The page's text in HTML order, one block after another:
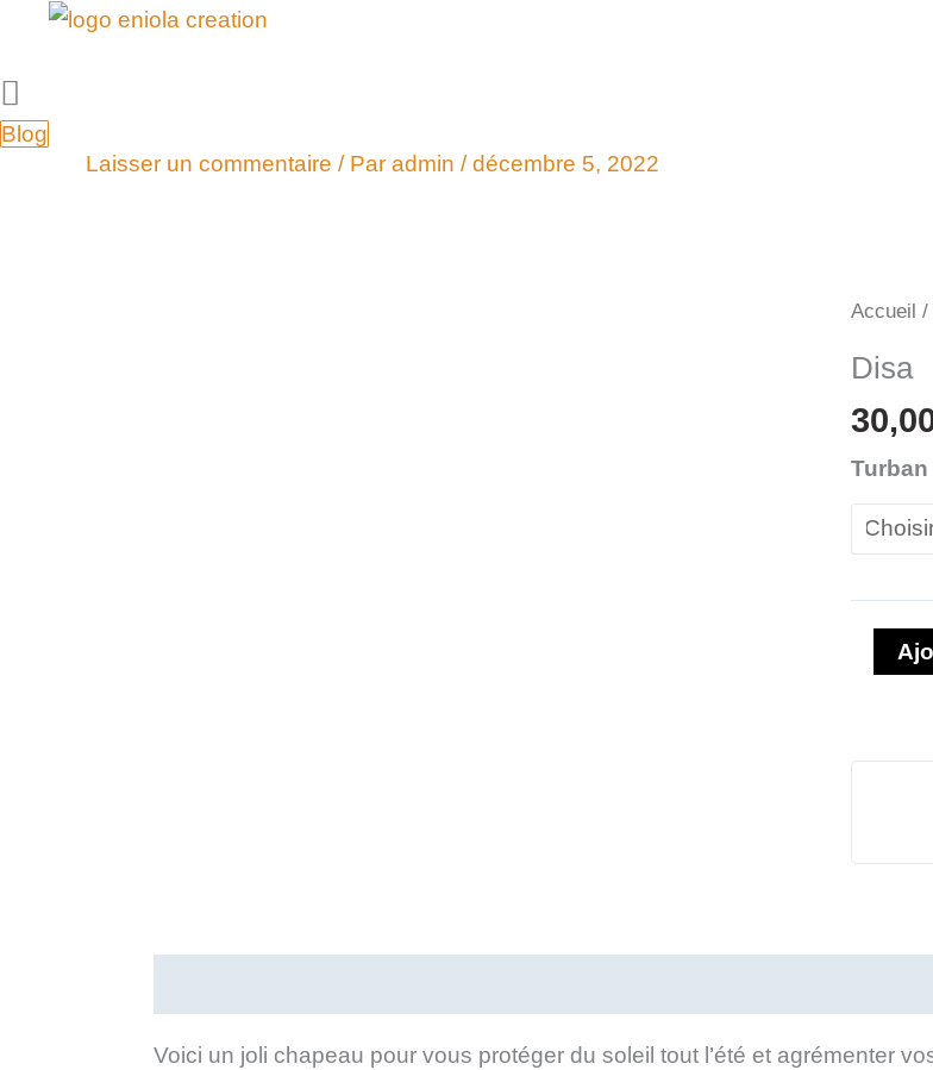
Blog
Laisser un commentaire / Par admin /décembre 5, 2022
Accueil
Disa
Turban
quantité
Disa
Voici un joli chapeau pour vous protéger du soleil tout l’été et agrémenter